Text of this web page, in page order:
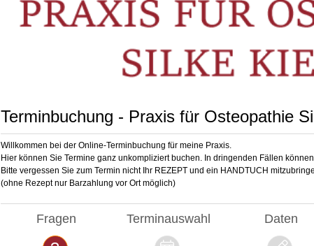
Terminbuchung - Praxis für Osteopathie
Willkommen bei der Online-Terminbuchung für meine Praxis.
Hier können Sie Termine ganz unkompliziert buchen. In dringenden Fällen
Bitte vergessen Sie zum Termin nicht Ihr REZEPT und ein HANDTUCH
(ohne Rezept nur Barzahlung vor Ort möglich)
Fragen Terminauswahl Daten